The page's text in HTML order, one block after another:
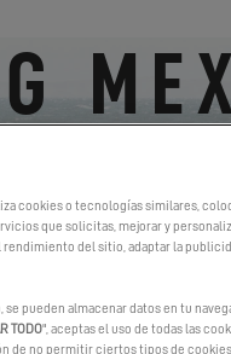
63727 Corral
https://
cookies o tecnologías similares,
que solicitas, mejorar y
rendimiento del sitio, adaptar la
se pueden almacenar datos en tu
TODO", aceptas el uso de todas las
de no permitir ciertos tipos de